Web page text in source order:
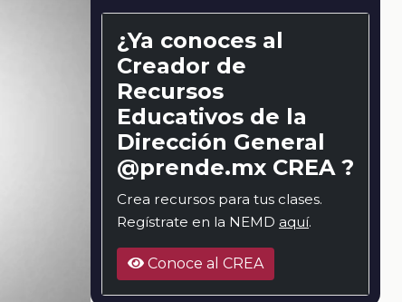
¿Ya conoces al
Creador de
Recursos
Educativos de la
Dirección General
@prende.mx CREA ?
Crea recursos para tus clases.
Regístrate en la NEMD aquí.
Conoce al CREA